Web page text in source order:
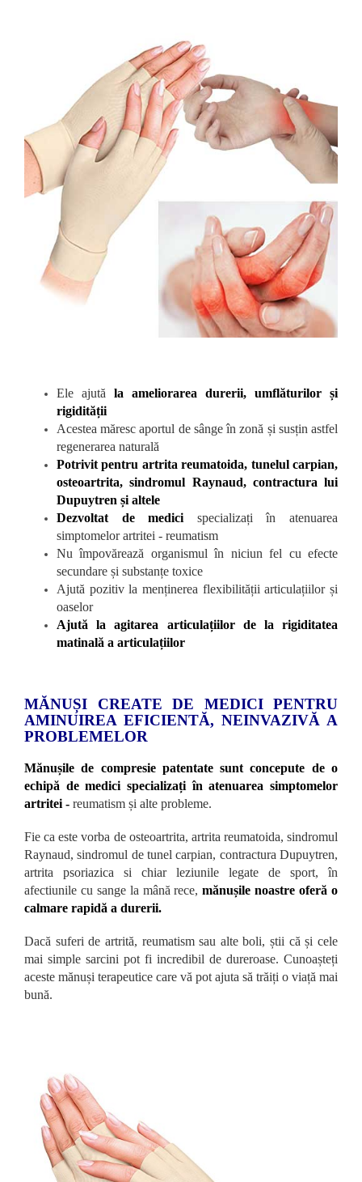
Ele ajută la ameliorarea durerii, umflăturilor și
rigidității
Acestea măresc aportul de sânge în zonă și susțin astfel
regenerarea naturală
Potrivit pentru artrita reumatoida, tunelul carpian,
osteoartrita, sindromul Raynaud, contractura lui
Dupuytren și altele
Dezvoltat de medici specializați în atenuarea
simptomelor artritei - reumatism
Nu împovărează organismul în niciun fel cu efecte
secundare și substanțe toxice
Ajută pozitiv la menținerea flexibilității articulațiilor și
oaselor
Ajută la agitarea articulațiilor de la rigiditatea
matinală a articulațiilor
MĂNUȘI CREATE DE MEDICI PENTRU
AMINUIREA EFICIENTĂ, NEINVAZIVĂ A
PROBLEMELOR
Mănușile de compresie patentate sunt concepute de o
echipă de medici specializați în atenuarea simptomelor
artritei - reumatism și alte probleme.
Fie ca este vorba de osteoartrita, artrita reumatoida, sindromul
Raynaud, sindromul de tunel carpian, contractura Dupuytren,
artrita psoriazica si chiar leziunile legate de sport, în
afectiunile cu sange la mână rece, mănușile noastre oferă o
calmare rapidă a durerii.
Dacă suferi de artrită, reumatism sau alte boli, știi că și cele
mai simple sarcini pot fi incredibil de dureroase. Cunoașteți
aceste mănuși terapeutice care vă pot ajuta să trăiți o viață mai
bună.